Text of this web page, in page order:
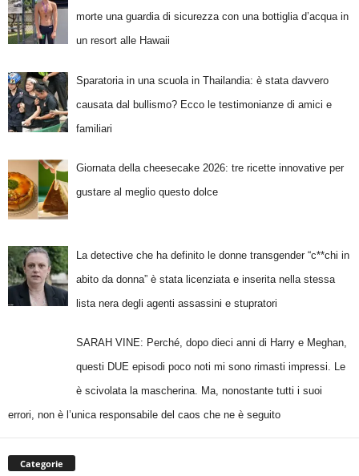
morte una guardia di sicurezza con una bottiglia d’acqua in
un resort alle Hawaii
Sparatoria in una scuola in Thailandia: è stata davvero
causata dal bullismo? Ecco le testimonianze di amici e
familiari
Giornata della cheesecake 2026: tre ricette innovative per
gustare al meglio questo dolce
La detective che ha definito le donne transgender “c**chi in
abito da donna” è stata licenziata e inserita nella stessa
lista nera degli agenti assassini e stupratori
SARAH VINE: Perché, dopo dieci anni di Harry e Meghan,
questi DUE episodi poco noti mi sono rimasti impressi. Le
è scivolata la mascherina. Ma, nonostante tutti i suoi
errori, non è l’unica responsabile del caos che ne è seguito
Categorie